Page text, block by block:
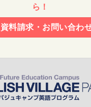
ら！
資料請求・お問い合わ